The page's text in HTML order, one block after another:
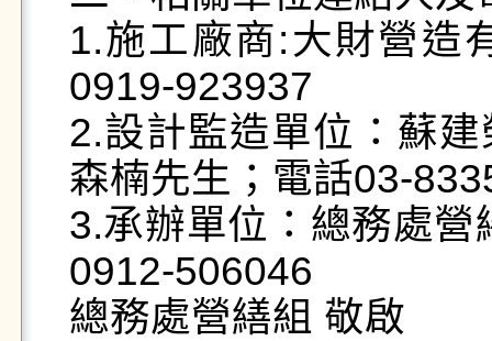
1.施工廠商:大財營造
0919-923937
2.設計監造單位：蘇
森楠先生；電話03-
3.承辦單位：總務處
0912-506046
總務處營繕組 敬啟